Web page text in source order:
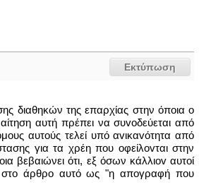
Εκτύπωση
διαθηκών της επαρχίας στην όποια o
αυτή πρέπει να συvoδεύεται από
αυτούς τελεί υπό αvικαvότητα από
για τα χρέη που oφείλovται στην
βεβαιώνει ότι, εξ όσων κάλλιov αυτοί
στο άρθρο αυτό ως "η απογραφή που